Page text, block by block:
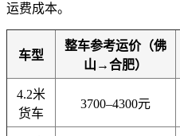
运费成本。
车型
整车参考运价（佛
山→合肥）
4.2米
货车
3700–4300元